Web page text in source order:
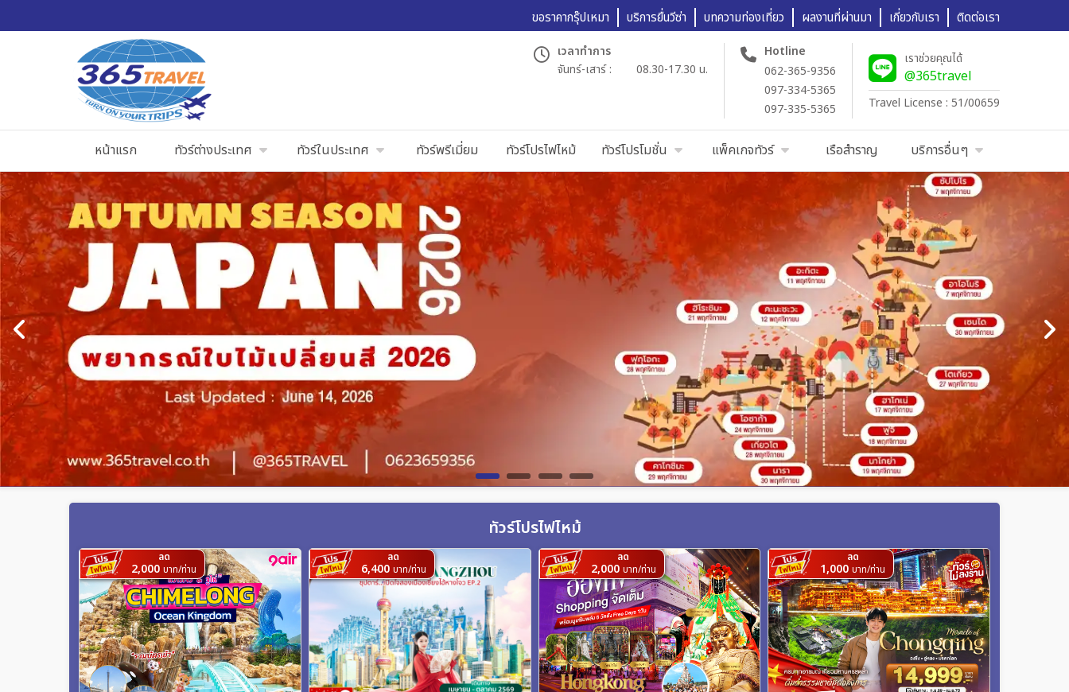
ขอราคากรุ๊ปเหมา บริการยื่นวีซ่า บทความท่องเที่ยว ผลงานที่ผ่านมา เกี่ยวกับเรา ติดต่อเรา
เวลาทำการ
จันทร์-เสาร์ :
08.30-17.30 น.
Hotline
062-365-9356
097-334-5365
097-335-5365
เราช่วยคุณได้
@365travel
Travel License : 51/00659
หน้าแรก ทัวร์ต่างประเทศ ทัวร์ในประเทศ ทัวร์พรีเมี่ยม ทัวร์โปรไฟไหม้ ทัวร์โปรโมชั่น แพ็คเกจทัวร์ เรือสำราญ บริการอื่นๆ
ทัวร์โปรไฟไหม้
ลด
2,000 บาท/ท่าน
ลด
6,400 บาท/ท่าน
ลด
2,000 บาท/ท่าน
ลด
1,000บาท/ท่าน